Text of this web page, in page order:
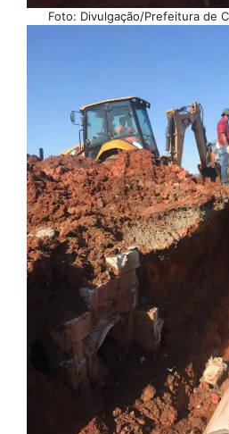
Foto: Divulgação/Prefeitura de